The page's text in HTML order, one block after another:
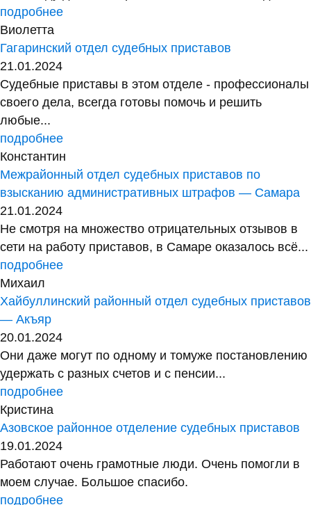
подробнее
Виолетта
Гагаринский отдел судебных приставов
21.01.2024
Судебные приставы в этом отделе - профессионалы
своего дела, всегда готовы помочь и решить
любые...
подробнее
Константин
Межрайонный отдел судебных приставов по
взысканию административных штрафов — Самара
21.01.2024
Не смотря на множество отрицательных отзывов в
сети на работу приставов, в Самаре оказалось всё...
подробнее
Михаил
Хайбуллинский районный отдел судебных приставов
— Акъяр
20.01.2024
Они даже могут по одному и томуже постановлению
удержать с разных счетов и с пенсии...
подробнее
Кристина
Азовское районное отделение судебных приставов
19.01.2024
Работают очень грамотные люди. Очень помогли в
моем случае. Большое спасибо.
подробнее